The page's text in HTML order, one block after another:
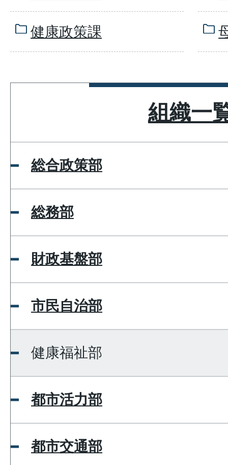
健康政策課
組織一
総合政策部
総務部
財政基盤部
市民自治部
健康福祉部
都市活力部
都市交通部